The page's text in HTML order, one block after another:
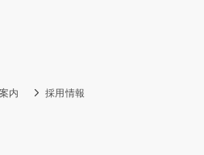
内 採用情報